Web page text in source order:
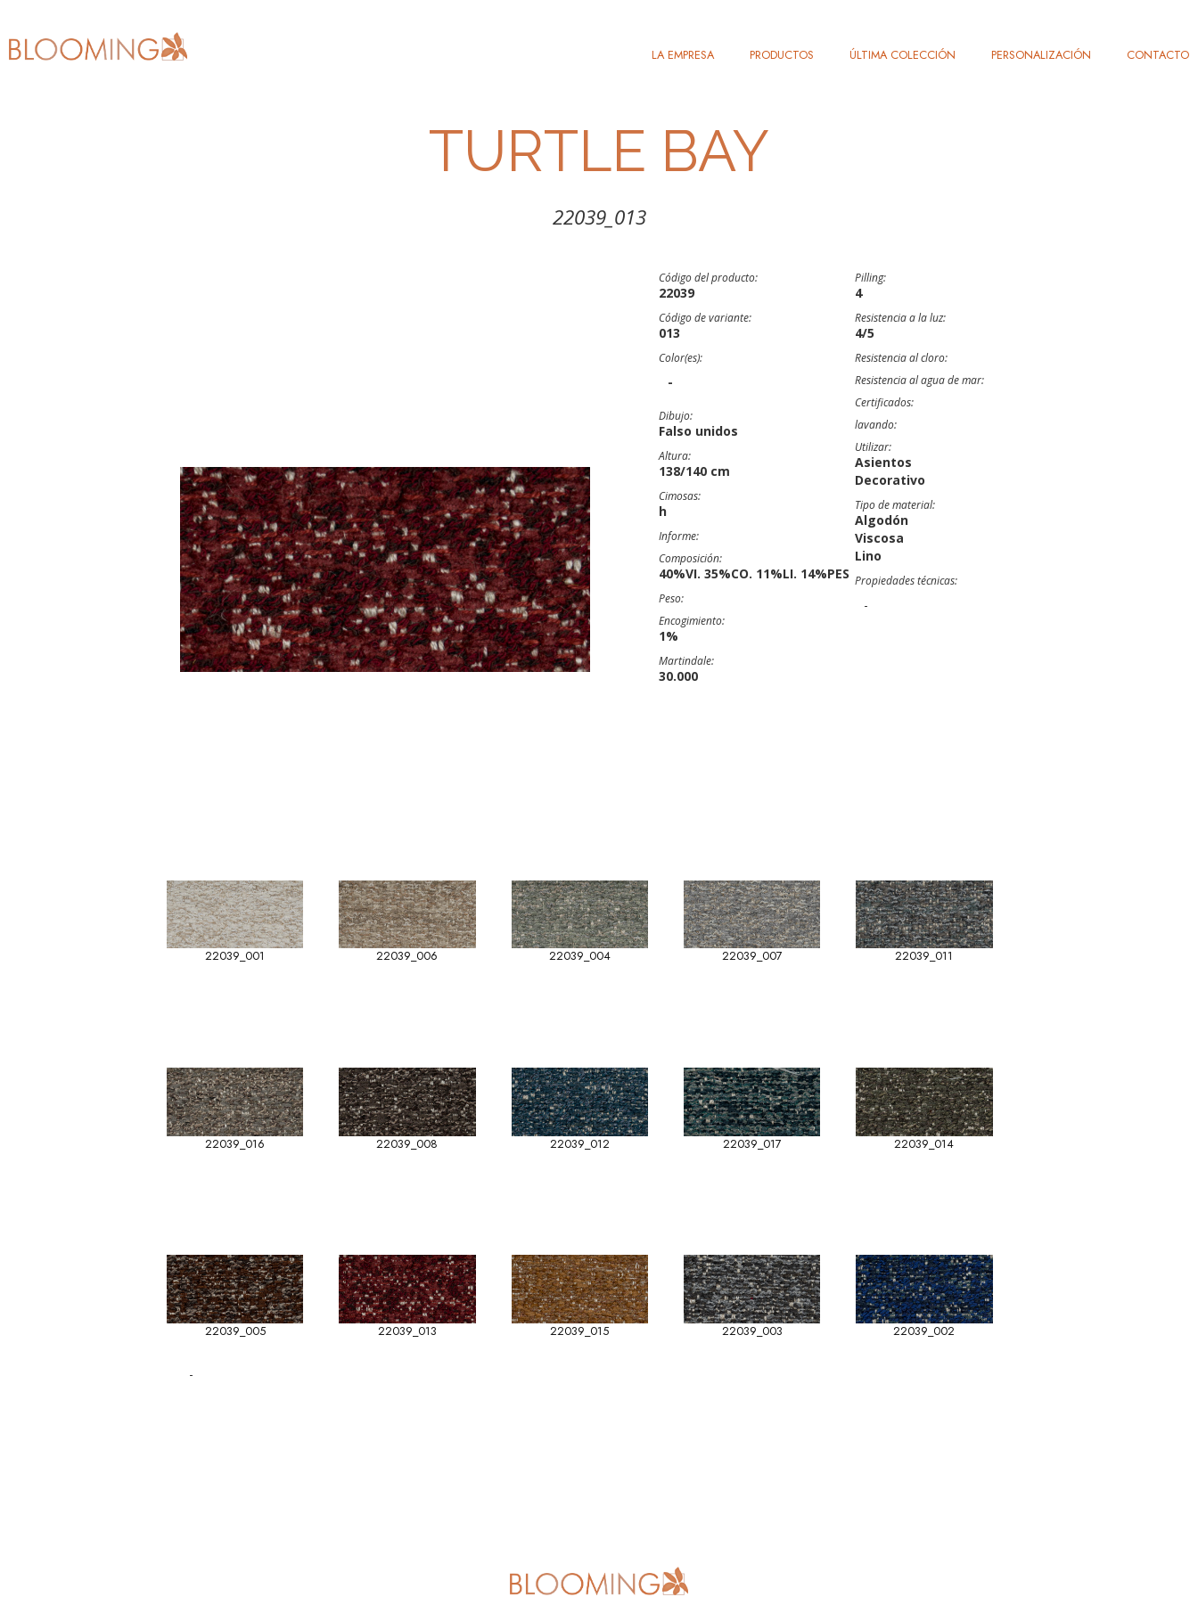
LA EMPRESA PRODUCTOS ÚLTIMA COLECCIÓN PERSONALIZACIÓN CONTACTO
TURTLE BAY
22039_013
Código del producto:
22039
Código de variante:
013
Color(es):
-
Dibujo:
Falso unidos
Altura:
138/140 cm
Cimosas:
h
Informe:
Composición:
40%VI. 35%CO. 11%LI. 14%PES
Peso:
Encogimiento:
1%
Martindale:
30.000
Pilling:
4
Resistencia a la luz:
4/5
Resistencia al cloro:
Resistencia al agua de mar:
Certificados:
lavando:
Utilizar:
Asientos
Decorativo
Tipo de material:
Algodón
Viscosa
Lino
Propiedades técnicas:
-
22039_001 22039_006 22039_004 22039_007 22039_011
22039_016 22039_008 22039_012 22039_017 22039_014
22039_005 22039_013 22039_015 22039_003 22039_002
-